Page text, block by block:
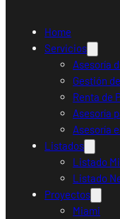
Home
Servicios
Asesoría
Gestión
Renta de
Asesoría
Asesoría
Listados
Listado
Listado
Proyectos
Miami